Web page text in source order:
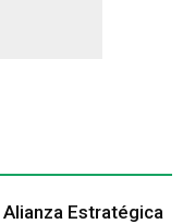
Estratégica